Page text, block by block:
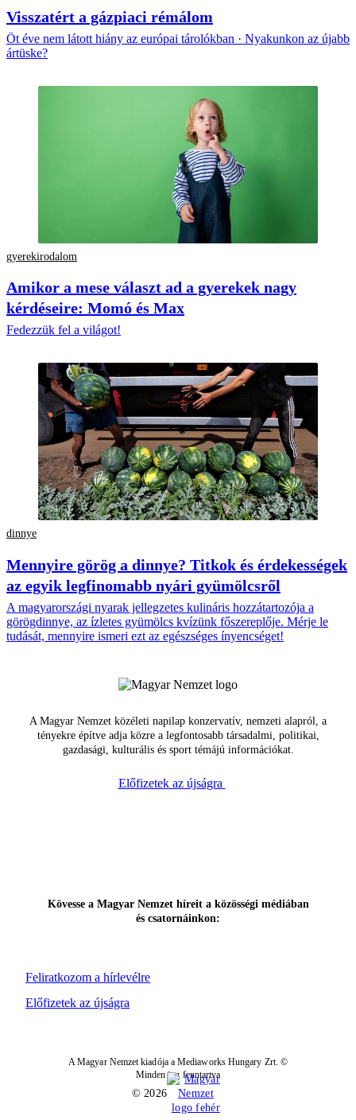
Visszatért a gázpiaci rémálom
Öt éve nem látott hiány az európai tárolókban · Nyakunkon az újabb
ártüske?
gyerekirodalom
Amikor a mese választ ad a gyerekek nagy
kérdéseire: Momó és Max
Fedezzük fel a világot!
dinnye
Mennyire görög a dinnye? Titkok és érdekességek
az egyik legfinomabb nyári gyümölcsről
A magyarországi nyarak jellegzetes kulináris hozzátartozója a
görögdinnye, az ízletes gyümölcs kvízünk főszereplője. Mérje le
tudását, mennyire ismeri ezt az egészséges ínyencséget!
A Magyar Nemzet közéleti napilap konzervatív, nemzeti alapról, a
tényekre építve adja közre a legfontosabb társadalmi, politikai,
gazdasági, kulturális és sport témájú információkat.
Előfizetek az újságra
Feliratkozom a hírlevélre
Kövesse a Magyar Nemzet híreit a közösségi médiában
és csatornáinkon:
Előfizetek az újságra
A Magyar Nemzet kiadója a Mediaworks Hungary Zrt. ©
Minden jog fenntartva
© 2026